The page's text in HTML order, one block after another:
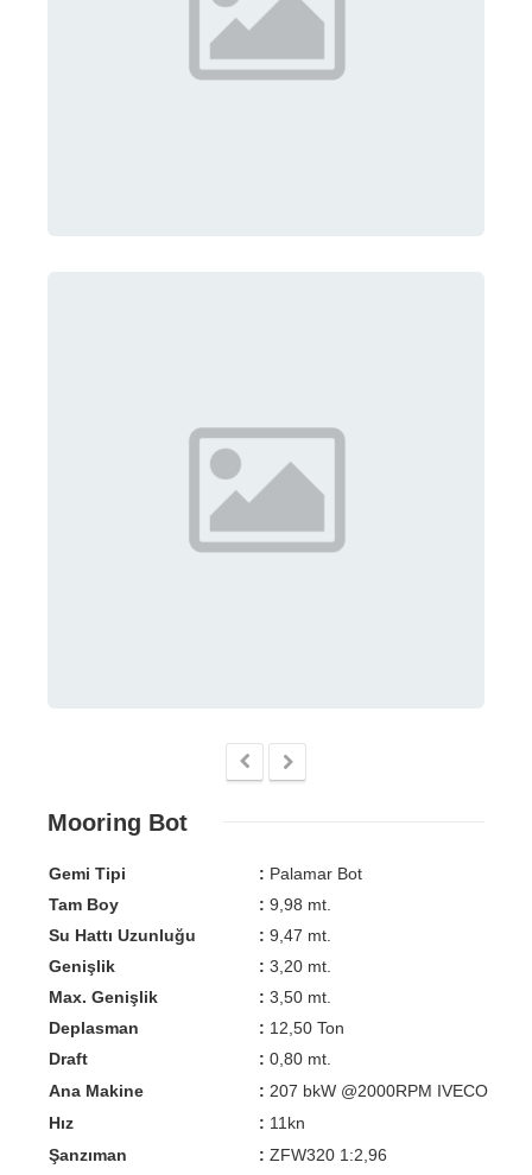
Mooring Bot
Gemi Tipi : Palamar Bot
Tam Boy
: 9,98 mt.
Su Hattı Uzunluğu
: 9,47 mt.
Genişlik
: 3,20 mt.
Max. Genişlik
: 3,50 mt.
Deplasman
: 12,50 Ton
Draft
: 0,80 mt.
Ana Makine
: 207 bkW @2000RPM IVECO
Hız
: 11kn
Şanzıman
: ZFW320 1:2,96